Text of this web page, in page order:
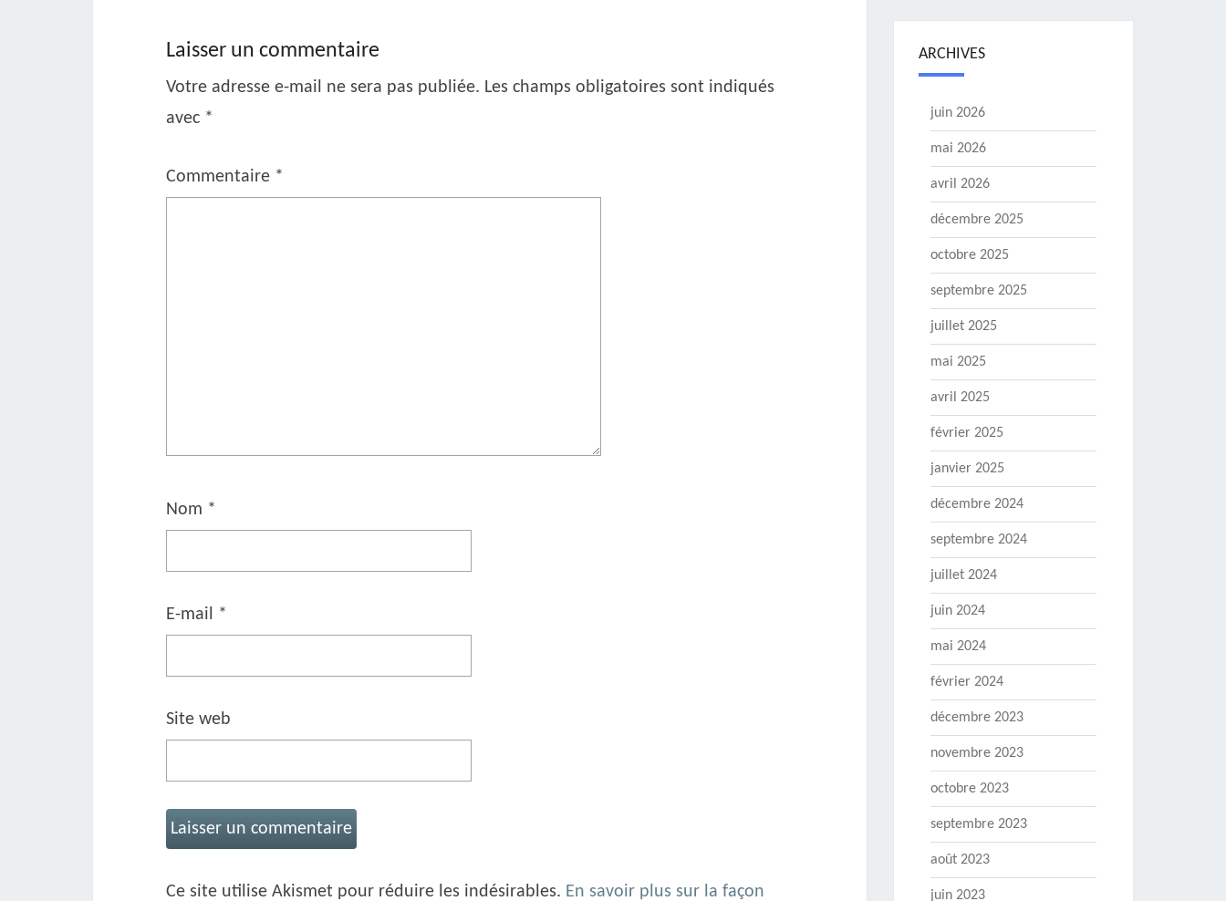
Laisser un commentaire
Votre adresse e-mail ne sera pas publiée. Les champs obligatoires sont indiqués
avec *
Commentaire *
Nom *
E-mail *
Site web
Ce site utilise Akismet pour réduire les indésirables. En savoir plus sur la façon
ARCHIVES
juin 2026
mai 2026
avril 2026
décembre 2025
octobre 2025
septembre 2025
juillet 2025
mai 2025
avril 2025
février 2025
janvier 2025
décembre 2024
septembre 2024
juillet 2024
juin 2024
mai 2024
février 2024
décembre 2023
novembre 2023
octobre 2023
septembre 2023
août 2023
juin 2023